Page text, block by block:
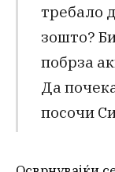
требало
зошто?
побрза
Да
посочи